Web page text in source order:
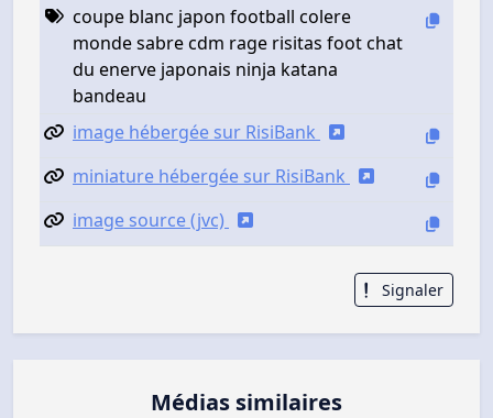
coupe blanc japon football colere
monde sabre cdm rage risitas foot chat
du enerve japonais ninja katana
bandeau
image hébergée sur RisiBank
miniature hébergée sur RisiBank
image source (jvc)
Signaler
Médias similaires